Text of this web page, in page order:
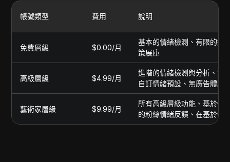
帳號類型 費用 說明
免費層級 $0.00/月
基本的情緒檢測、有限的播
策展庫
高級層級 $4.99/月
進階的情緒檢測與分析、無
自訂情緒預設、無廣告體驗
藝術家層級 $9.99/月
所有高級層級功能、基於情
的粉絲情緒反饋、在基於情